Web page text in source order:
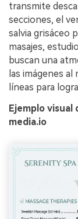
transmite
secciones, el
salvia grisáceo
masajes,
buscan una
las imágenes
líneas para
Ejemplo visual
media.io